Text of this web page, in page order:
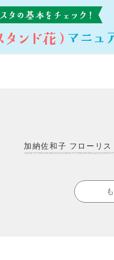
加納佐和子 フローリス